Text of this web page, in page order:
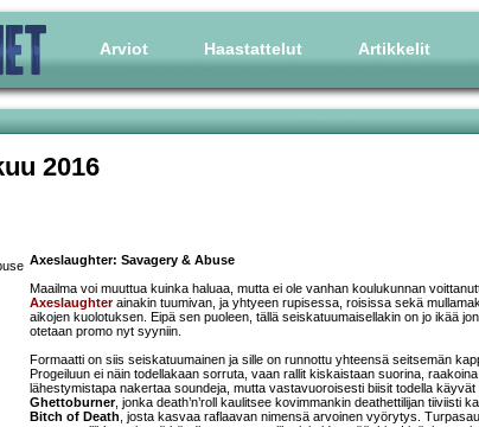
Arviot Haastattelut Artikkelit
2016
Axeslaughter: Savagery & Abuse
Maailma voi muuttua kuinka haluaa, mutta ei ole vanhan koulukunnan
Axeslaughterainakin tuumivan, ja yhtyeen rupisessa, roisissa sekä
aikojen kuolotuksen. Eipä sen puoleen, tällä seiskatuumaisellakin on jo ikää
otetaan promo nyt syyniin.
Formaatti on siis seiskatuumainen ja sille on runnottu yhteensä seitsemän
Progeiluun ei näin todellakaan sorruta, vaan rallit kiskaistaan suorina,
lähestymistapa nakertaa soundeja, mutta vastavuoroisesti biisit todella
Ghettoburner, jonka death’n’roll kaulitsee kovimmankin deathettilijan tiiviisti
Bitch of Death, josta kasvaa raflaavan nimensä arvoinen vyörytys.